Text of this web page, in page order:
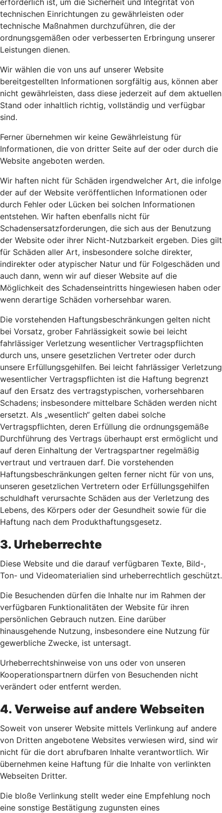
erforderlich ist, um die Sicherheit und Integrität von
technischen Einrichtungen zu gewährleisten oder
technische Maßnahmen durchzuführen, die der
ordnungsgemäßen oder verbesserten Erbringung unserer
Leistungen dienen.
Wir wählen die von uns auf unserer Website
bereitgestellten Informationen sorgfältig aus, können aber
nicht gewährleisten, dass diese jederzeit auf dem aktuellen
Stand oder inhaltlich richtig, vollständig und verfügbar
sind.
Ferner übernehmen wir keine Gewährleistung für
Informationen, die von dritter Seite auf der oder durch die
Website angeboten werden.
Wir haften nicht für Schäden irgendwelcher Art, die infolge
der auf der Website veröffentlichen Informationen oder
durch Fehler oder Lücken bei solchen Informationen
entstehen. Wir haften ebenfalls nicht für
Schadensersatzforderungen, die sich aus der Benutzung
der Website oder ihrer Nicht-Nutzbarkeit ergeben. Dies gilt
für Schäden aller Art, insbesondere solche direkter,
indirekter oder atypischer Natur und für Folgeschäden und
auch dann, wenn wir auf dieser Website auf die
Möglichkeit des Schadenseintritts hingewiesen haben oder
wenn derartige Schäden vorhersehbar waren.
Die vorstehenden Haftungsbeschränkungen gelten nicht
bei Vorsatz, grober Fahrlässigkeit sowie bei leicht
fahrlässiger Verletzung wesentlicher Vertragspflichten
durch uns, unsere gesetzlichen Vertreter oder durch
unsere Erfüllungsgehilfen. Bei leicht fahrlässiger Verletzung
wesentlicher Vertragspflichten ist die Haftung begrenzt
auf den Ersatz des vertragstypischen, vorhersehbaren
Schadens; insbesondere mittelbare Schäden werden nicht
ersetzt. Als „wesentlich“ gelten dabei solche
Vertragspflichten, deren Erfüllung die ordnungsgemäße
Durchführung des Vertrags überhaupt erst ermöglicht und
auf deren Einhaltung der Vertragspartner regelmäßig
vertraut und vertrauen darf. Die vorstehenden
Haftungsbeschränkungen gelten ferner nicht für von uns,
unseren gesetzlichen Vertretern oder Erfüllungsgehilfen
schuldhaft verursachte Schäden aus der Verletzung des
Lebens, des Körpers oder der Gesundheit sowie für die
Haftung nach dem Produkthaftungsgesetz.
3. Urheberrechte
Diese Website und die darauf verfügbaren Texte, Bild-,
Ton- und Videomaterialien sind urheberrechtlich geschützt.
Die Besuchenden dürfen die Inhalte nur im Rahmen der
verfügbaren Funktionalitäten der Website für ihren
persönlichen Gebrauch nutzen. Eine darüber
hinausgehende Nutzung, insbesondere eine Nutzung für
gewerbliche Zwecke, ist untersagt.
Urheberrechtshinweise von uns oder von unseren
Kooperationspartnern dürfen von Besuchenden nicht
verändert oder entfernt werden.
4. Verweise auf andere Webseiten
Soweit von unserer Website mittels Verlinkung auf andere
von Dritten angebotene Websites verwiesen wird, sind wir
nicht für die dort abrufbaren Inhalte verantwortlich. Wir
übernehmen keine Haftung für die Inhalte von verlinkten
Webseiten Dritter.
Die bloße Verlinkung stellt weder eine Empfehlung noch
eine sonstige Bestätigung zugunsten eines